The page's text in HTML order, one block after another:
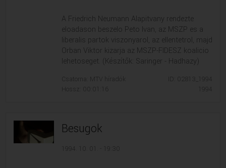
A Friedrich Neumann Alapitvany rendezte
eloadason beszelo Peto Ivan, az MSZP es a
liberalis partok viszonyarol, az ellentetrol, majd
Orban Viktor kizarja az MSZP-FIDESZ koalicio
lehetoseget. (Készítők: Saringer - Hadhazy)
Csatorna: MTV híradók
Hossz: 00:01:16
ID: 02813_1994
1994
Besugok
1994. 10. 01. - 19:30